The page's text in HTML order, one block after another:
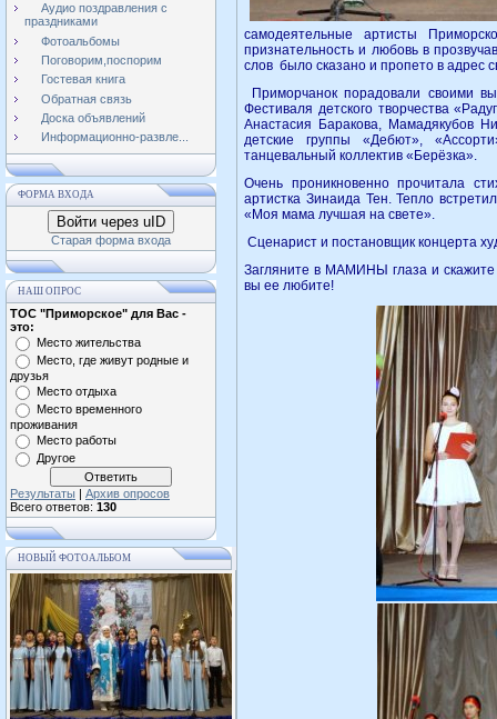
Аудио поздравления с
праздниками
Фотоальбомы
Поговорим,поспорим
Гостевая книга
Обратная связь
Доска объявлений
Информационно-развле...
ФОРМА ВХОДА
Войти через uID
Старая форма входа
НАШ ОПРОС
ТОС "Приморское" для Вас -
это:
Место жительства
Место, где живут родные и
друзья
Место отдыха
Место временного
проживания
Место работы
Другое
Результаты | Архив опросов
Всего ответов: 130
НОВЫЙ ФОТОАЛЬБОМ
самодеятельные артисты
признательность и любовь в
слов было сказано и пропето в адрес
Приморчанок порадовали своими
Фестиваля детского творчества
Анастасия Баракова, Мамадякубов
детские группы «Дебют»,
танцевальный коллектив «Берёзка».
Очень проникновенно прочитала
артистка Зинаида Тен. Тепло
«Моя мама лучшая на свете».
Сценарист и постановщик концерта
Загляните в МАМИНЫ глаза и скажите
вы ее любите!